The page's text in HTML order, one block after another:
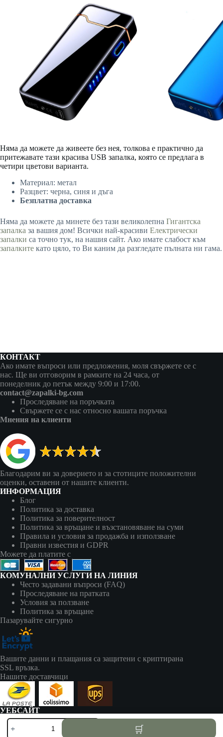
количество
за
Няма да можете да живеете без нея, толкова е практично да
притежавате тази красива USB запалка, която се предлага в
четири цветови варианта.
Материал: метал
Разцвет: черна, синя и дъга
Безплатна доставка
Няма да можете да минете без тази великолепна Гигантска
запалка за вашия дом! Всички най-красиви Електрически
запалки са точно тук, на нашия сайт. Ако имате слабост към
запалките като цяло, то Ви каним да разгледате пълната ни гама.
КОНТАКТ
Ако имате въпроси или предложения, моля свържете се с
нас. Ще ви отговорим в рамките на 24 часа, от
понеделник до петък между 9:00 и 17:00.
contact@zapalki-bg.com
Проследяване на поръчката
Свържете се с нас относно вашата поръчка
Мнения на клиенти
Благодарим ви за доверието и за стотиците положителни
оценки, оставени от нашите клиенти.
ИНФОРМАЦИЯ
Блог
Политика за доставка
Политика за поверителност
Политика за връщане и възстановяване на суми
Правила и условия за продажба и използване
Правни известия и GDPR
Можете да платите с
КОМУНАЛНИ УСЛУГИ НА ЛИНИЯ
Често задавани въпроси (FAQ)
Проследяване на пратката
Условия за ползване
Политика за връщане
Пазарувайте сигурно
Вашите данни и плащания са защитени с криптирана
SSL връзка.
Нашите доставчици
УЕБСАЙТ
zapalki-bg.com принадлежи на:
AV SEO LLC